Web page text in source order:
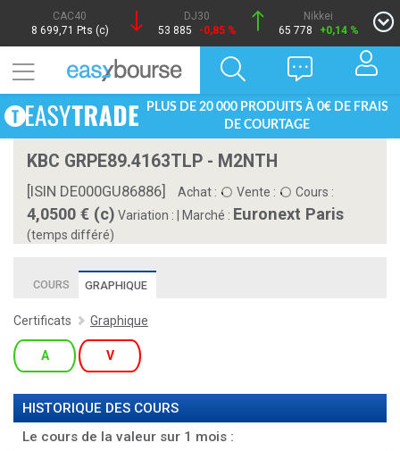
CAC40
8 699,71 Pts (c)
DJ30
53 885
-0,85 %
Nikkei
65 778
+0,14 %
PLUS DE 20 000 PRODUITS À 0€ DE FRAIS
DE COURTAGE
KBC GRPE89.4163TLP - M2NTH
[ISIN DE000GU86886] Achat : Vente : Cours :
4,0500 € (c) Variation : Marché : Euronext Paris
(temps différé)
COURS GRAPHIQUE
Certificats Graphique
A V
HISTORIQUE DES COURS
Le cours de la valeur sur 1 mois :